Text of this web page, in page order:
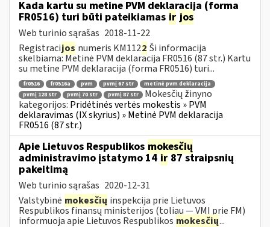
Kada kartu su metine PVM deklaracija (forma
FR0516) turi būti pateikiamas ir jos
Web turinio sąrašas 2018-11-22
Registracijos numeris KM1122 Ši informacija
skelbiama: Metinė PVM deklaracija FR0516 (87 str.) Kartu
su metine PVM deklaracija (forma FR0516) turi...
fr0516 fr0516a pvm pvmį 67 str
metinė pvm deklaracija
pvmį 128 str
pvmį 70 str pvmį 87 str
Mokesčių žinyno
kategorijos: Pridėtinės vertės mokestis » PVM
deklaravimas (IX skyrius) » Metinė PVM deklaracija
FR0516 (87 str.)
Apie Lietuvos Respublikos mokesčių
administravimo įstatymo 14ir87 straipsnių
pakeitimą
Web turinio sąrašas 2020-12-31
Valstybinė mokesčių inspekcija prie Lietuvos
Respublikos finansų ministerijos (toliau — VMI prie FM)
informuoja apie Lietuvos Respublikos mokesčių...